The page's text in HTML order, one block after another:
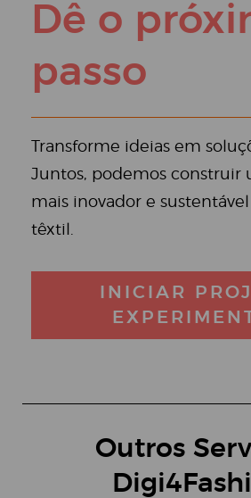
Dê o
passo
Transforme ideias em
Juntos, podemos construir
mais inovador e
têxtil.
INICIAR
Outros